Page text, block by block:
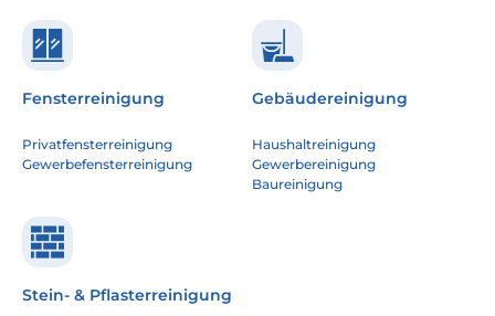
Fensterreinigung
Privatfensterreinigung
Gewerbefensterreinigung
Gebäudereinigung
Haushaltreinigung
Gewerbereinigung
Baureinigung
Stein- & Pflasterreinigung